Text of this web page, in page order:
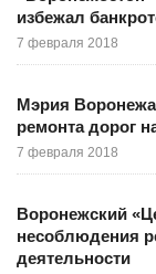
избежал
7 февраля 2018
Мэрия
ремонта дорог
7 февраля 2018
Воронежский
несоблюдения
деятельности